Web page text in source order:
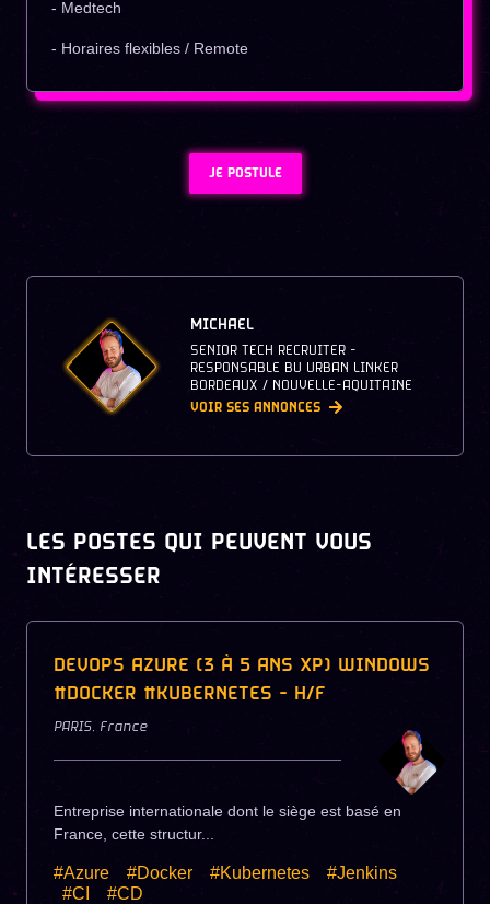
- Medtech
- Horaires flexibles / Remote
JE POSTULE
MICHAEL
SENIOR TECH RECRUITER -
RESPONSABLE BU URBAN LINKER
BORDEAUX / NOUVELLE-AQUITAINE
VOIR SES ANNONCES
LES POSTES QUI PEUVENT VOUS
INTÉRESSER
DEVOPS AZURE (3 À 5 ANS XP) WINDOWS
#DOCKER #KUBERNETES - H/F
PARIS, France
Entreprise internationale dont le siège est basé en
France, cette structur...
#Azure #Docker #Kubernetes
#Jenkins
#CI
#CD